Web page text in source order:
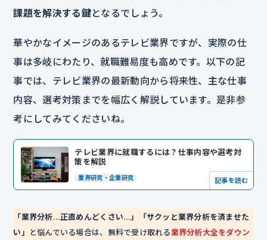
課題を解決する鍵となるでしょう。
華やかなイメージのあるテレビ業界ですが、実際の仕
事は多岐にわたり、就職難易度も高めです。以下の記
事では、テレビ業界の最新動向から将来性、主な仕事
内容、選考対策までを幅広く解説しています。是非参
考にしてみてくださいね。
テレビ業界に就職するには？仕事内容や選考対
策を解説
業界研究・企業研究 記事を読む
「業界分析…正直めんどくさい…」「サクッと業界分析を済ませた
い」
と悩んでいる場合は、無料で受け取れる業界分析大全をダウン